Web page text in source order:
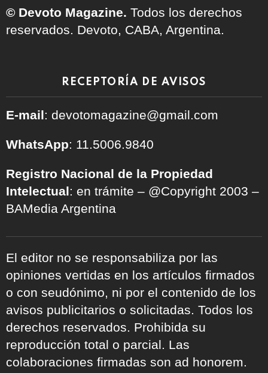
© Devoto Magazine. Todos los derechos
reservados. Devoto, CABA, Argentina.
RECEPTORÍA DE AVISOS
E-mail: devotomagazine@gmail.com
WhatsApp: 11.5006.9840
Registro Nacional de la Propiedad
Intelectual: en trámite – @Copyright 2003 –
BAMedia Argentina
El editor no se responsabiliza por las
opiniones vertidas en los artículos firmados
o con seudónimo, ni por el contenido de los
avisos publicitarios o solicitadas. Todos los
derechos reservados. Prohibida su
reproducción total o parcial. Las
colaboraciones firmadas son ad honorem.